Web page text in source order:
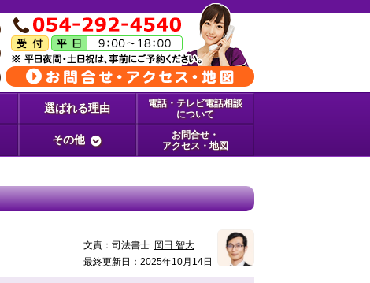
選ばれる理由
電話・テレビ電話相談
について
その他
お問合せ・
アクセス・地図
文責： 司法書士 岡田 智大
最終更新日：2025年10月14日